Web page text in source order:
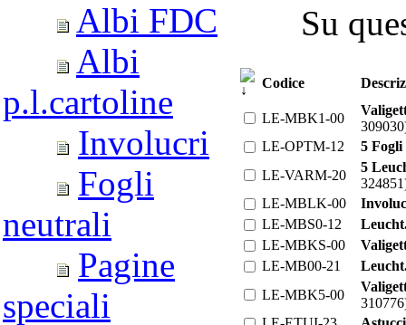
Albi FDC
Albi
p.l.cartoline
Involucri
Fogli
neutrali
Pagine
speciali
Su
Codice
LE-MBK1-00
LE-OPTM-12
5 Fogli
LE-VARM-20
5
LE-MBLK-00
LE-MBS0-12
LE-MBKS-00
LE-MB00-21
LE-MBK5-00